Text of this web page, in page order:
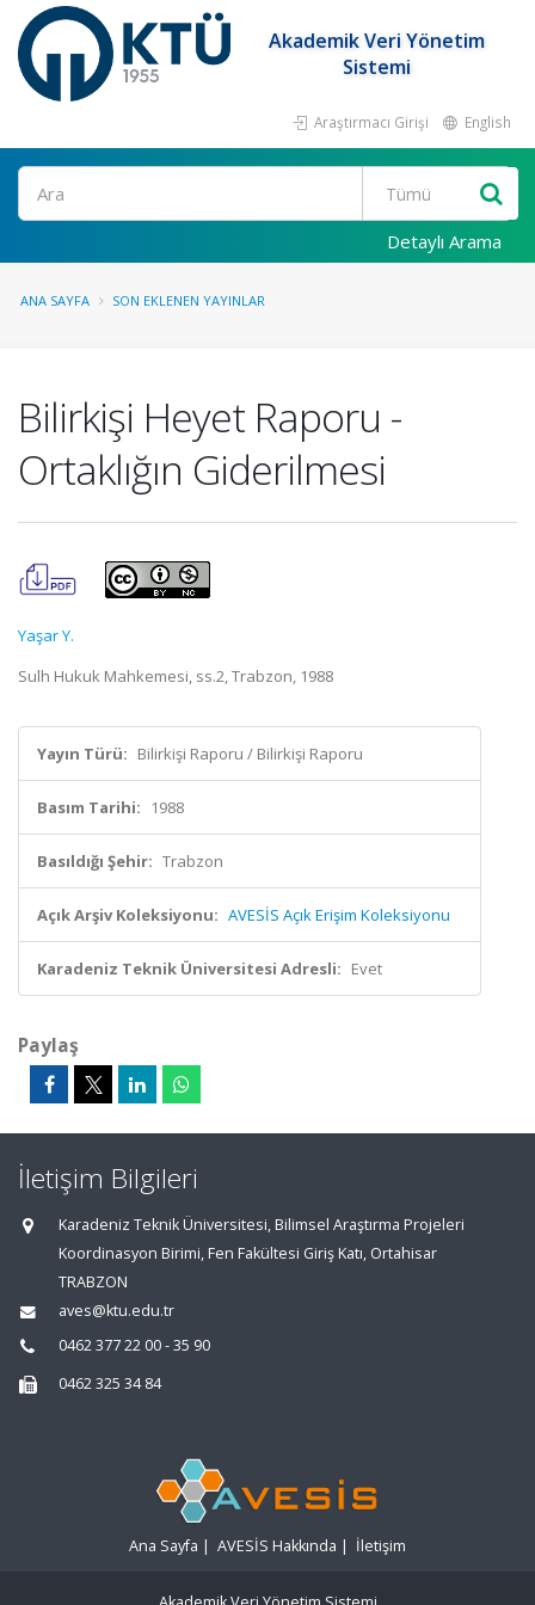
Akademik Veri Yönetim
Sistemi
Araştırmacı Girişi English
Ara
Detaylı Arama
ANA SAYFA SON EKLENEN YAYINLAR
Bilirkişi Heyet Raporu -
Ortaklığın Giderilmesi
Yaşar Y.
Sulh Hukuk Mahkemesi, ss.2, Trabzon, 1988
Yayın Türü: Bilirkişi Raporu / Bilirkişi Raporu
Basım Tarihi: 1988
Basıldığı Şehir: Trabzon
Açık Arşiv Koleksiyonu: AVESİS Açık Erişim Koleksiyonu
Karadeniz Teknik Üniversitesi Adresli: Evet
Paylaş
İletişim Bilgileri
Karadeniz Teknik Üniversitesi, Bilimsel Araştırma Projeleri
Koordinasyon Birimi, Fen Fakültesi Giriş Katı, Ortahisar
TRABZON
aves@ktu.edu.tr
0462 377 22 00 - 35 90
0462 325 34 84
Ana Sayfa | AVESİS Hakkında | İletişim